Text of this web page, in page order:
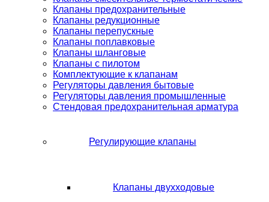
Клапаны предохранительные
Клапаны редукционные
Клапаны перепускные
Клапаны поплавковые
Клапаны шланговые
Клапаны с пилотом
Комплектующие к клапанам
Регуляторы давления бытовые
Регуляторы давления промышленные
Стендовая предохранительная арматура
Регулирующие клапаны
Клапаны двухходовые